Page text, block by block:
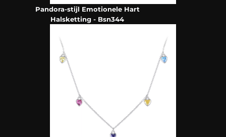
Pandora-stijl Emotionele Hart
Halsketting - Bsn344